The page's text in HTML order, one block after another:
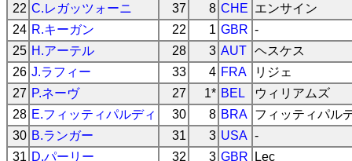
22 C.レガッツォーニ 37 8 CHE エンサイン
24 R.キーガン 22 1 GBR -
25 H.アーテル 28 3 AUT ヘスケス
26 J.ラフィー 33 4 FRA
リジェ
27 P.ネーヴ 27 1* BEL
ウィリアムズ
28 E.フィッティパルディ 30 8 BRA フィッティパル
30 B.ランガー 31 3 USA -
31 D.パーリー 32 3 GBR
Lec